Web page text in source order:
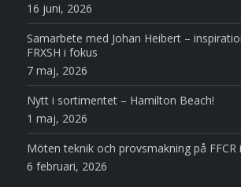
16 juni, 2026
Samarbete med Johan Heibert –
FRXSH i fokus
7 maj, 2026
Nytt i sortimentet – Hamilton Beach!
1 maj, 2026
Möten teknik och provsmakning på FFCR
6 februari, 2026